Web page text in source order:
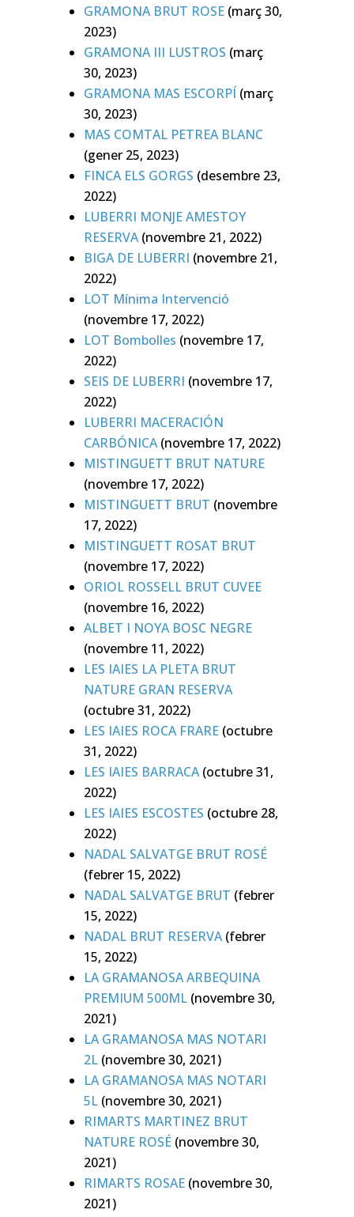
GRAMONA BRUT ROSE (març 30,
2023)
GRAMONA III LUSTROS (març
30, 2023)
GRAMONA MAS ESCORPÍ (març
30, 2023)
MAS COMTAL PETREA BLANC
(gener 25, 2023)
FINCA ELS GORGS (desembre 23,
2022)
LUBERRI MONJE AMESTOY
RESERVA (novembre 21, 2022)
BIGA DE LUBERRI (novembre 21,
2022)
LOT Mínima Intervenció
(novembre 17, 2022)
LOT Bombolles (novembre 17,
2022)
SEIS DE LUBERRI (novembre 17,
2022)
LUBERRI MACERACIÓN
CARBÓNICA (novembre 17, 2022)
MISTINGUETT BRUT NATURE
(novembre 17, 2022)
MISTINGUETT BRUT (novembre
17, 2022)
MISTINGUETT ROSAT BRUT
(novembre 17, 2022)
ORIOL ROSSELL BRUT CUVEE
(novembre 16, 2022)
ALBET I NOYA BOSC NEGRE
(novembre 11, 2022)
LES IAIES LA PLETA BRUT
NATURE GRAN RESERVA
(octubre 31, 2022)
LES IAIES ROCA FRARE (octubre
31, 2022)
LES IAIES BARRACA (octubre 31,
2022)
LES IAIES ESCOSTES (octubre 28,
2022)
NADAL SALVATGE BRUT ROSÉ
(febrer 15, 2022)
NADAL SALVATGE BRUT (febrer
15, 2022)
NADAL BRUT RESERVA (febrer
15, 2022)
LA GRAMANOSA ARBEQUINA
PREMIUM 500ML (novembre 30,
2021)
LA GRAMANOSA MAS NOTARI
2L (novembre 30, 2021)
LA GRAMANOSA MAS NOTARI
5L (novembre 30, 2021)
RIMARTS MARTINEZ BRUT
NATURE ROSÉ (novembre 30,
2021)
RIMARTS ROSAE (novembre 30,
2021)